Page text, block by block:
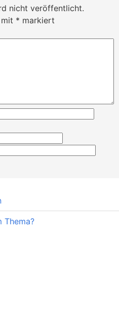
nicht veröffentlicht.
* markiert
Thema?